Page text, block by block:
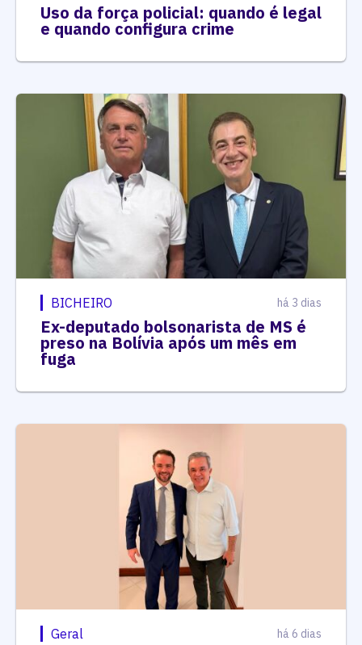
Uso da força policial: quando é legal
e quando configura crime
BICHEIRO há 3 dias
Ex-deputado bolsonarista de MS é
preso na Bolívia após um mês em
fuga
Geral há 6 dias